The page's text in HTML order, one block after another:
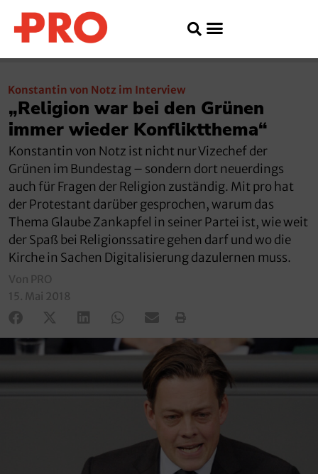
Konstantin von Notz im Interview
„Religion war bei den Grünen
immer wieder Konfliktthema“
Konstantin von Notz ist nicht nur Vizechef der
Grünen im Bundestag – sondern dort neuerdings
auch für Fragen der Religion zuständig. Mit pro hat
der Protes­tant darüber gesprochen, warum das
Thema Glaube Zankapfel in seiner Partei ist, wie weit
der Spaß bei Religionssatire gehen darf und wo die
Kirche in Sachen Digitalisierung dazulernen muss.
Von PRO
15. Mai 2018